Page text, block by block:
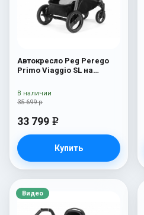
Автокресло Peg Perego
Primo Viaggio SL на
White/Black) Ascot
35 699 р
33 799 e
Купить
В наличии
Видео